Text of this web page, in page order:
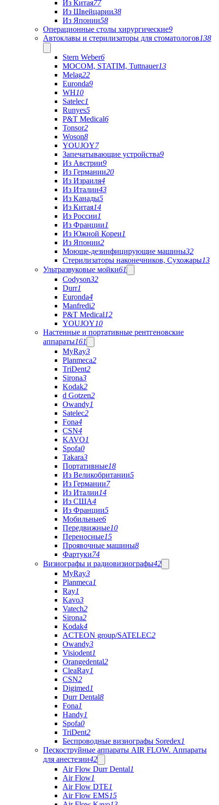
Из Китая77
Из Швейцарии38
Из Японии58
Операционные столы хирургические9
Автоклавы и стерилизаторы для стоматологов138
Stern Weber6
MOCOM, STATIM, Tuttnauer13
Melag22
Euronda9
WH10
Satelec1
Runyes5
P&T Medical6
Tonsor2
Woson8
YOUJOY7
Запечатывающие устройства9
Из Австрии9
Из Германии20
Из Израиля4
Из Италии43
Из Канады5
Из Китая14
Из России1
Из Франции1
Из Южной Кореи1
Из Японии2
Моюще-дезинфицирующие машины32
Стерилизаторы наконечников, Сухожары13
Ультразвуковые мойки61
Codyson32
Durr1
Euronda4
Manfredi2
P&T Medical12
YOUJOY10
Настенные и портативные рентгеновские
аппараты161
MyRay3
Planmeca2
TriDent2
Sirona3
Kodak2
d Gotzen2
Owandy1
Satelec2
Fona4
CSN4
KAVO1
Spofa0
Takara3
Портативные18
Из Великобритании5
Из Германии7
Из Италии14
Из США4
Из Франции5
Мобильные6
Передвижные10
Переносные15
Проявочные машины8
Фартуки74
Визиографы и радиовизиографы42
MyRay3
Planmeca1
Ray1
Kavo3
Vatech2
Sirona2
Kodak4
ACTEON group/SATELEC2
Owandy3
Visiodent1
Orangedental2
CleaRay1
CSN2
Digimed1
Durr Dental8
Fona1
Handy1
Spofa0
TriDent2
Беспроводные визиографы Soredex1
Пескоструйные аппараты AIR FLOW. Аппараты
для анестезии42
Air Flow Durr Dental1
Air Flow1
Air Flow DTE1
Air Flow EMS15